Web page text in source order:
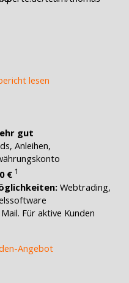
lesen
gut
Anleihen,
€ 1
Webtrading,
Für aktive Kunden
Angebot